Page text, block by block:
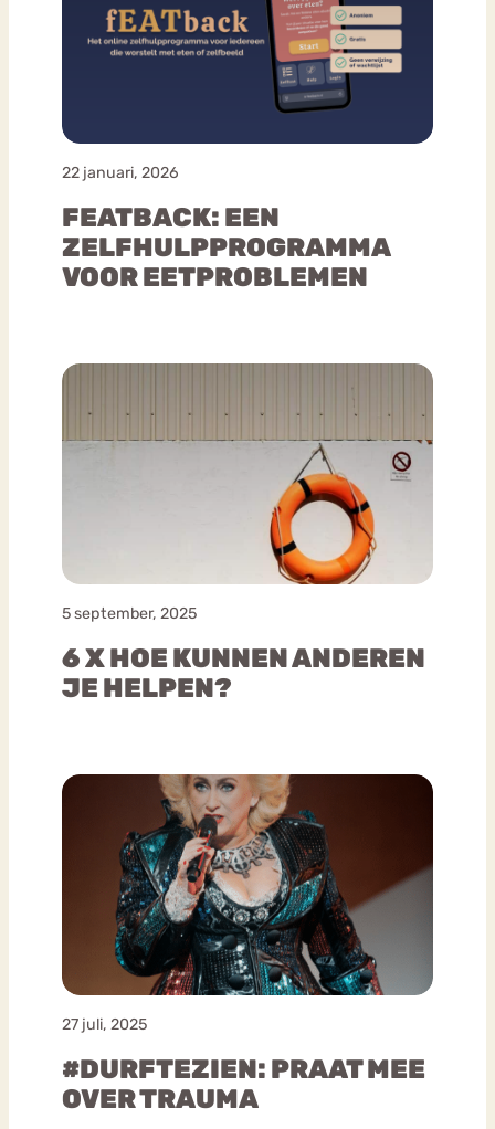
22 januari, 2026
FEATBACK: EEN
ZELFHULPPROGRAMMA
VOOR EETPROBLEMEN
5 september, 2025
6 X HOE KUNNEN ANDEREN
JE HELPEN?
27 juli, 2025
#DURFTEZIEN: PRAAT MEE
OVER TRAUMA